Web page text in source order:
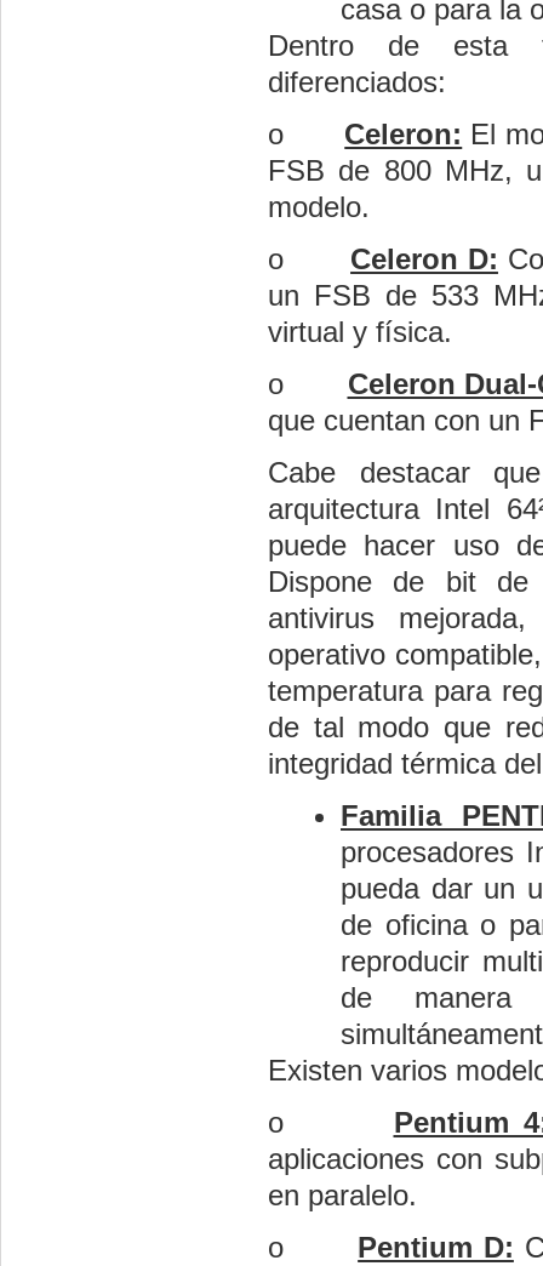
casa o para la
Dentro de esta
diferenciados:
o
Celeron: El
FSB de 800 MHz,
modelo.
o
Celeron D:
un FSB de 533
virtual y física.
o
Celeron
que cuentan con un
Cabe destacar
arquitectura Intel
puede hacer uso
Dispone de bit de
antivirus
operativo
temperatura para
de tal modo que
integridad térmica
Familia
procesadores
pueda dar un
de oficina o
reproducir
de manera
Existen varios
o
Pentium
aplicaciones con
en paralelo.
o
Pentium D: